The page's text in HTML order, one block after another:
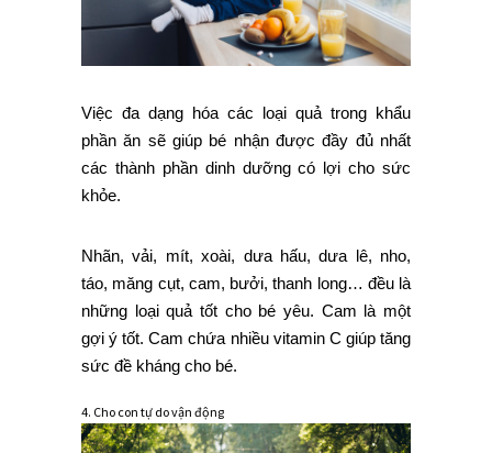
Việc đa dạng hóa các loại quả trong khẩu
phần ăn sẽ giúp bé nhận được đầy đủ nhất
các thành phần dinh dưỡng có lợi cho sức
khỏe.
Nhãn, vải, mít, xoài, dưa hấu, dưa lê, nho,
táo, măng cụt, cam, bưởi, thanh long… đều là
những loại quả tốt cho bé yêu. Cam là một
gợi ý tốt. Cam chứa nhiều vitamin C giúp tăng
sức đề kháng cho bé.
4. Cho con tự do vận động